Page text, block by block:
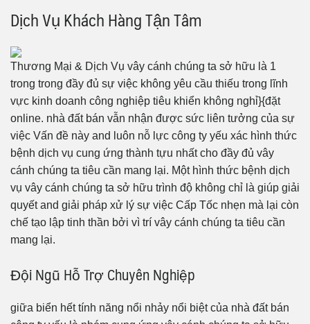
Dịch Vụ Khách Hàng Tận Tâm
Thương Mại & Dịch Vụ vây cánh chúng ta sở hữu là 1
trong trong đầy đủ sự việc không yêu cầu thiếu trong lĩnh
vực kinh doanh công nghiệp tiêu khiển không nghỉ}{đặt
online. nhà đất bán vẫn nhận được sức liên tưởng của sự
việc Vấn đề này and luôn nỗ lực công ty yếu xác hình thức
bệnh dịch vụ cung ứng thành tựu nhất cho đầy đủ vây
cánh chúng ta tiêu cần mang lại. Một hình thức bệnh dịch
vụ vây cánh chúng ta sở hữu trình độ không chỉ là giúp giải
quyết and giải pháp xử lý sự việc Cấp Tốc nhẹn mà lại còn
chế tạo lập tinh thần bởi vì trí vây cánh chúng ta tiêu cần
mang lại.
Đội Ngũ Hỗ Trợ Chuyên Nghiệp
giữa biển hết tính năng nổi nhảy nổi biệt của nhà đất bán